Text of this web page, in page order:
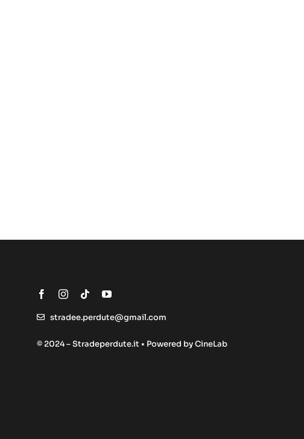
stradee.perdute@gmail.com
© 2024 – Stradeperdute.it • Powered byCineLab